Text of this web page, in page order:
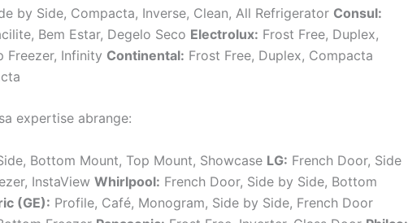
by Side, Compacta, Inverse, Clean, All Refrigerator Consul:
Bem Estar, Degelo Seco Electrolux: Frost Free, Duplex,
Freezer, Infinity Continental: Frost Free, Duplex, Compacta
expertise abrange:
Bottom Mount, Top Mount, Showcase LG: French Door, Side
InstaView Whirlpool: French Door, Side by Side, Bottom
(GE): Profile, Café, Monogram, Side by Side, French Door